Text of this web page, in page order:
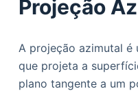
Projeção
A projeção azimutal
que projeta a
plano tangente a um